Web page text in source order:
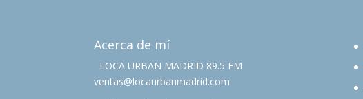
Acerca de mí
LOCA URBAN MADRID 89.5 FM
ventas@locaurbanmadrid.com